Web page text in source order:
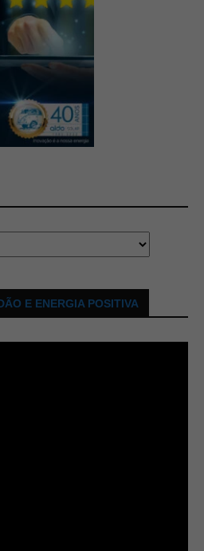
E ENERGIA POSITIVA